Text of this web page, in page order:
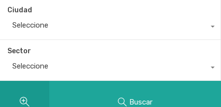
Ciudad
Seleccione
Sector
Seleccione
Buscar